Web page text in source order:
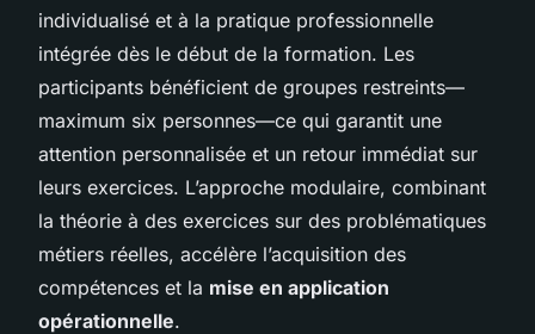
individualisé et à la pratique professionnelle
intégrée dès le début de la formation. Les
participants bénéficient de groupes restreints—
maximum six personnes—ce qui garantit une
attention personnalisée et un retour immédiat sur
leurs exercices. L’approche modulaire, combinant
la théorie à des exercices sur des problématiques
métiers réelles, accélère l’acquisition des
compétences et la mise en application
opérationnelle.